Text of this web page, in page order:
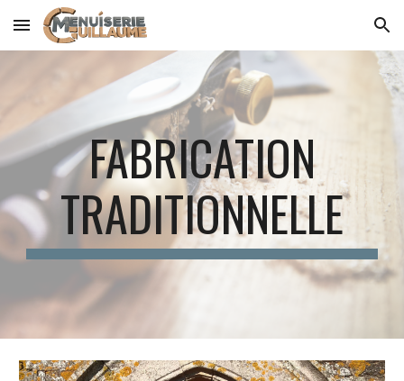
Skip to main content Skip to navigation
FABRICATION
TRADITIONNELLE